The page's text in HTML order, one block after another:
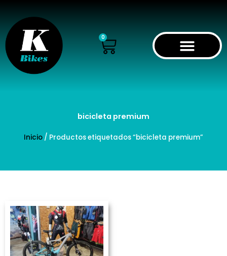
contenido
0
Cart
bicicleta premium
Inicio / Productos etiquetados “bicicleta premium”